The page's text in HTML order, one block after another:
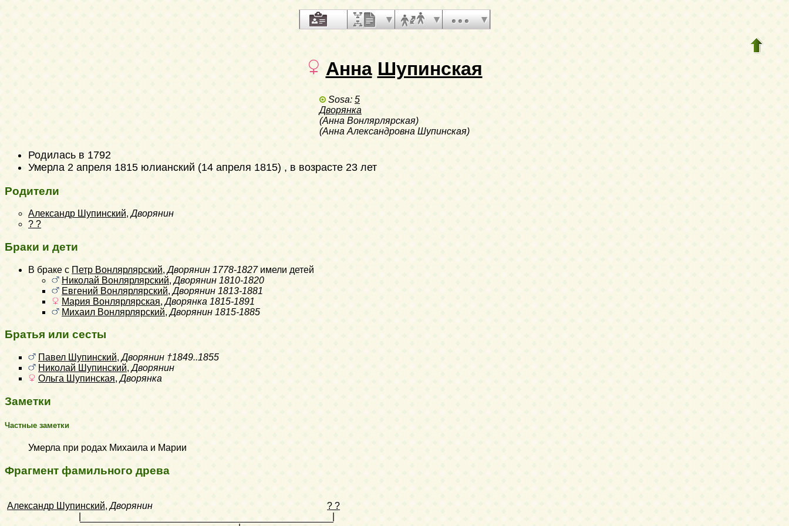
Анна Шупинская
Sosa: 5
Дворянка
(Анна Вонлярлярская)
(Анна Александровна Шупинская)
Родилась в 1792
Умерла 2 апреля 1815 юлианский (14 апреля 1815) , в возрасте 23 лет
Родители
Александр Шупинский,Дворянин
? ?
Браки и дети
В браке с Петр Вонлярлярский,Дворянин 1778-1827имели детей
Николай Вонлярлярский,Дворянин 1810-1820
Евгений Вонлярлярский,Дворянин 1813-1881
Мария Вонлярлярская,Дворянка 1815-1891
Михаил Вонлярлярский,Дворянин 1815-1885
Братья или сесты
Павел Шупинский,Дворянин †1849..1855
Николай Шупинский,Дворянин
Ольга Шупинская,Дворянка
Заметки
Частные заметки
Умерла при родах Михаила и Марии
Фрагмент фамильного древа
Александр Шупинский,Дворянин
? ?